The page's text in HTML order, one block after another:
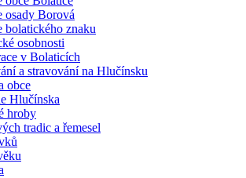
osady Borová
bolatického znaku
osobnosti
v Bolaticích
a stravování na Hlučínsku
obce
Hlučínska
hroby
tradic a řemesel